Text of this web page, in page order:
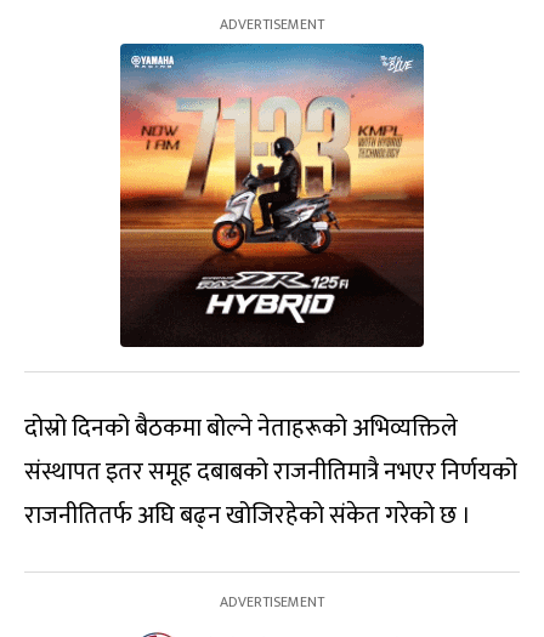
दोस्रो दिनको बैठकमा बोल्ने नेताहरूको अभिव्यक्तिले
संस्थापत इतर समूह दबाबको राजनीतिमात्रै नभएर निर्णयको
राजनीतितर्फ अघि बढ्न खोजिरहेको संकेत गरेको छ ।